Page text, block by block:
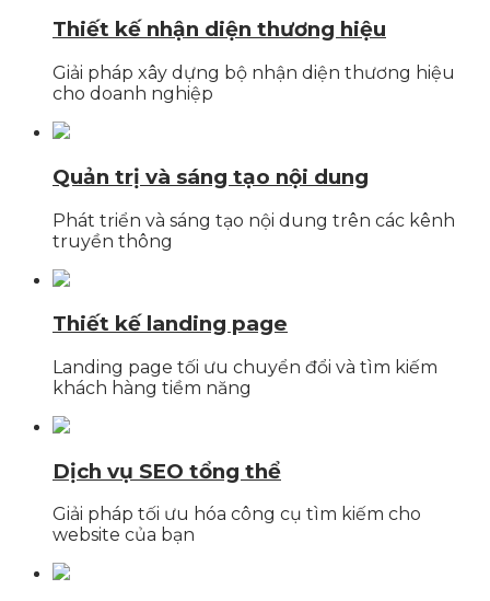
Thiết kế nhận diện thương hiệu
Giải pháp xây dựng bộ nhận diện thương hiệu
cho doanh nghiệp
Quản trị và sáng tạo nội dung
Phát triển và sáng tạo nội dung trên các kênh
truyền thông
Thiết kế landing page
Landing page tối ưu chuyển đổi và tìm kiếm
khách hàng tiềm năng
Dịch vụ SEO tổng thể
Giải pháp tối ưu hóa công cụ tìm kiếm cho
website của bạn